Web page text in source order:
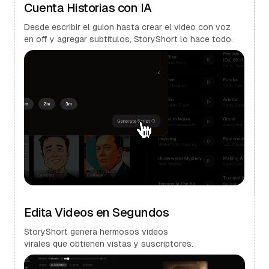
Cuenta Historias con IA
Desde escribir el guion hasta crear el video con voz
en off y agregar subtítulos, StoryShort lo hace todo.
Edita Videos en Segundos
StoryShort genera hermosos videos
virales que obtienen vistas y suscriptores.